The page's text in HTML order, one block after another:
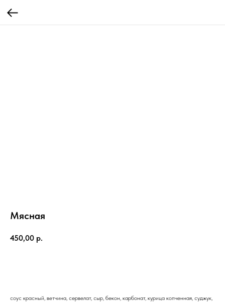
Мясная
450,00 р.
соус красный, ветчина, сервелат, сыр, бекон, карбонат, курица копченная, суджук,